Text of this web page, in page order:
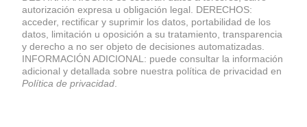
autorización expresa u obligación legal. DERECHOS:
acceder, rectificar y suprimir los datos, portabilidad de los
datos, limitación u oposición a su tratamiento, transparencia
y derecho a no ser objeto de decisiones automatizadas.
INFORMACIÓN ADICIONAL: puede consultar la información
adicional y detallada sobre nuestra política de privacidad en
Política de privacidad